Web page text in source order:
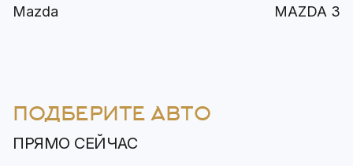
Mazda MAZDA 3
ПОДБЕРИТЕ АВТО
ПРЯМО СЕЙЧАС